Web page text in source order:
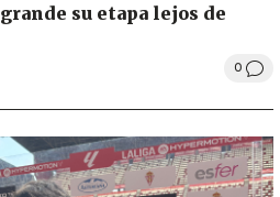
su etapa lejos de
0